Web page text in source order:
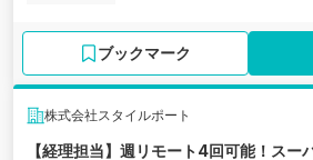
ブックマーク
株式会社スタイルポート
【経理担当】週リモート4回可能！スー